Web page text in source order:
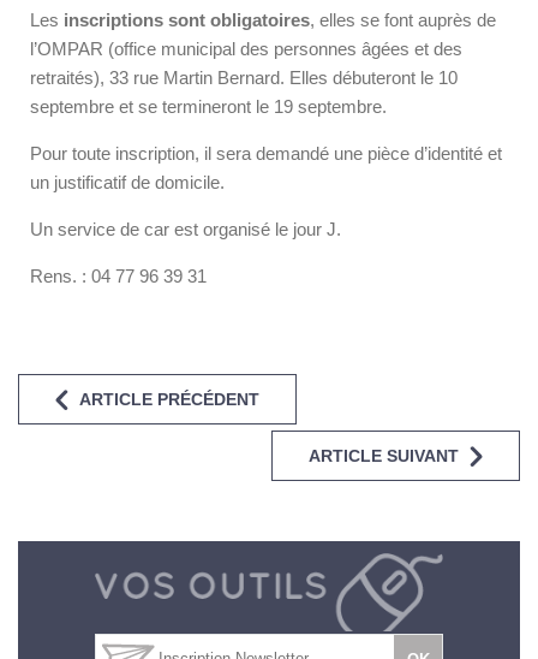
Les inscriptions sont obligatoires, elles se font auprès de
l’OMPAR (office municipal des personnes âgées et des
retraités), 33 rue Martin Bernard. Elles débuteront le 10
septembre et se termineront le 19 septembre.
Pour toute inscription, il sera demandé une pièce d’identité et
un justificatif de domicile.
Un service de car est organisé le jour J.
Rens. : 04 77 96 39 31
ARTICLE PRÉCÉDENT
ARTICLE SUIVANT